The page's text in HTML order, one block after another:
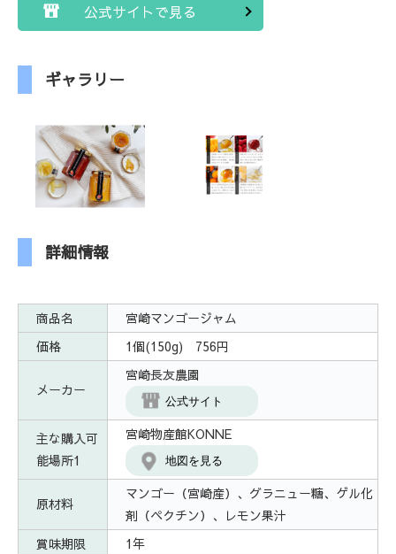
公式サイトで見る
ギャラリー
詳細情報
商品名
宮崎マンゴージャム
価格
1個(150g) 756円
メーカー
宮崎長友農園
公式サイト
主な購入可
能場所1
宮崎物産館KONNE
地図を見る
原材料
マンゴー（宮崎産）、グラニュー糖、ゲル化
剤（ペクチン）、レモン果汁
賞味期限
1年